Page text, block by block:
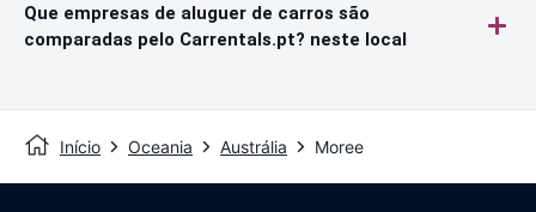
Que empresas de aluguer de carros são
comparadas pelo Carrentals.pt? neste local
Início Oceania Austrália Moree